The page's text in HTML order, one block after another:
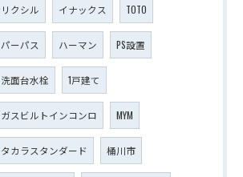
リクシル イナックス TOTO
パーパス ハーマン PS設置
洗面台水栓 1戸建て
ガスビルトインコンロ MYM
タカラスタンダード 桶川市